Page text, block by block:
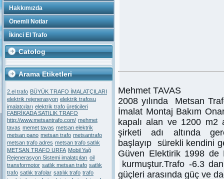
Hakkımızda
Önemli Notlar
İkinci El Trafo
Catolog
Arama Etiketleri
2.el trafo BÜYÜK TRAFO İMALATÇILARI
elektrik rejenerasyon elektrik trafosu
imalatcıları elektrik trafo üreticileri
FABRİKADA SATILIK TRAFO
http://www.metsantrafo.com/ mehmet
tavas memet tavas metsan elektrik
metsan pano metsan trafo metsantrafo
metsan trafo adres metsan trafo satlık
METSAN TRAFO URFA Mobil Yağ
Rejenerasyon Sistemi imalatçıları oil
transformotor satlık metsan trafo satlık
trafo satlık trafolar satılık trafo trafo
Mehmet TAVAS
2008 yılında Metsan
İmalat Montaj Bakım
kapalı alan ve 1200 m2
şirketi adı altında
başlayıp sürekli kendini
Güven Elektirik 1998
kurmuştur.Trafo -6.3
güçleri arasında güç ve